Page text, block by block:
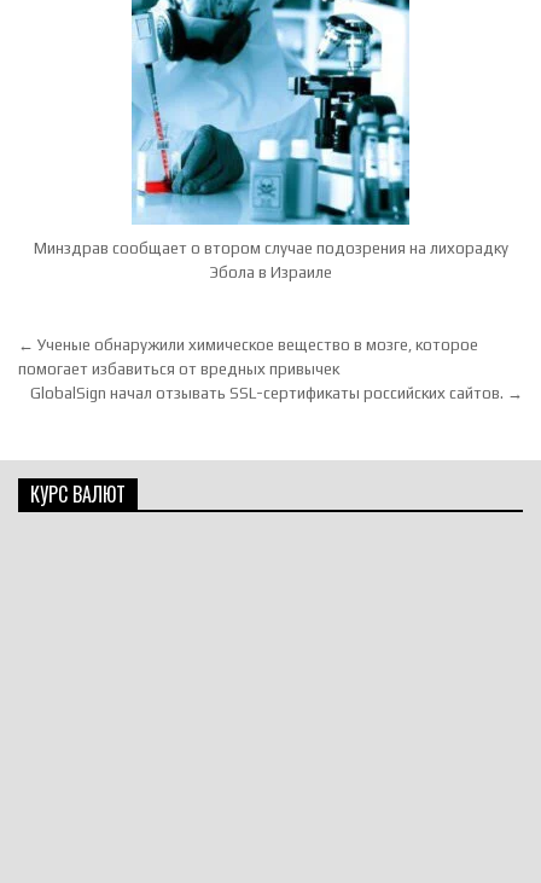
Минздрав сообщает о втором случае подозрения на лихорадку
Эбола в Израиле
Навигация по записям
← Ученые обнаружили химическое вещество в мозге, которое
помогает избавиться от вредных привычек
GlobalSign начал отзывать SSL-сертификаты российских сайтов. →
КУРС ВАЛЮТ